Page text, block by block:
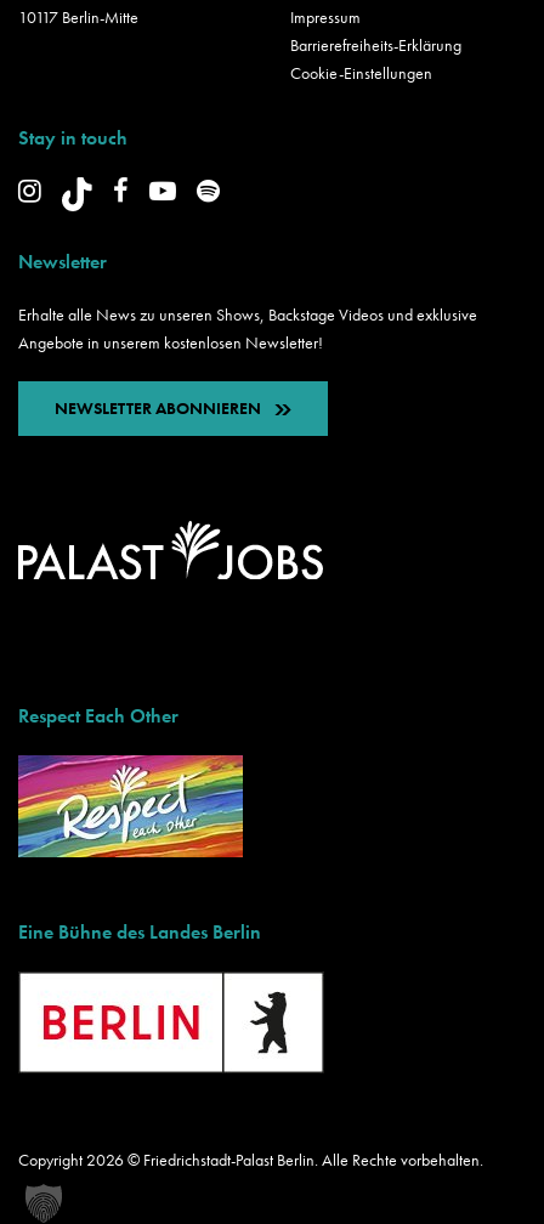
10117 Berlin-Mitte
Impressum
Barrierefreiheits-Erklärung
Cookie-Einstellungen
Stay in touch
Newsletter
Erhalte alle News zu unseren Shows, Backstage Videos und exklusive
Angebote in unserem kostenlosen Newsletter!
NEWSLETTER ABONNIEREN
Respect Each Other
Eine Bühne des Landes Berlin
Copyright 2026 © Friedrichstadt-Palast Berlin. Alle Rechte vorbehalten.